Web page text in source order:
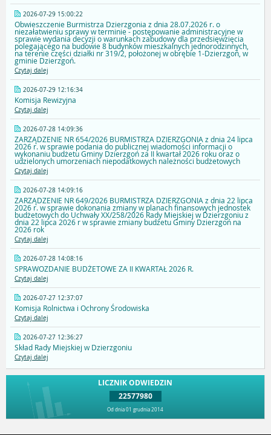
2026-07-29 15:00:22
Obwieszczenie Burmistrza Dzierzgonia z dnia 28.07.2026 r. o
niezałatwieniu sprawy w terminie - postępowanie administracyjne w
sprawie wydania decyzji o warunkach zabudowy dla przedsięwzięcia
polegającego na budowie 8 budynków mieszkalnych jednorodzinnych,
na terenie części działki nr 319/2, położonej w obrębie 1-Dzierzgoń, w
gminie Dzierzgoń.
Czytaj dalej
2026-07-29 12:16:34
Komisja Rewizyjna
Czytaj dalej
2026-07-28 14:09:36
ZARZĄDZENIE NR 654/2026 BURMISTRZA DZIERZGONIA z dnia 24 lipca
2026 r. w sprawie podania do publicznej wiadomości informacji o
wykonaniu budżetu Gminy Dzierzgoń za II kwartał 2026 roku oraz o
udzielonych umorzeniach niepodatkowych należności budżetowych
Czytaj dalej
2026-07-28 14:09:16
ZARZĄDZENIE NR 649/2026 BURMISTRZA DZIERZGONIA z dnia 22 lipca
2026 r. w sprawie dokonania zmiany w planach finansowych jednostek
budżetowych do Uchwały XX/258/2026 Rady Miejskiej w Dzierzgoniu z
dnia 22 lipca 2026 r w sprawie zmiany budżetu Gminy Dzierzgoń na
2026 rok
Czytaj dalej
2026-07-28 14:08:16
SPRAWOZDANIE BUDŻETOWE ZA II KWARTAŁ 2026 R.
Czytaj dalej
2026-07-27 12:37:07
Komisja Rolnictwa i Ochrony Środowiska
Czytaj dalej
2026-07-27 12:36:27
Skład Rady Miejskiej w Dzierzgoniu
Czytaj dalej
LICZNIK ODWIEDZIN
22577980
Od dnia 01 grudnia 2014